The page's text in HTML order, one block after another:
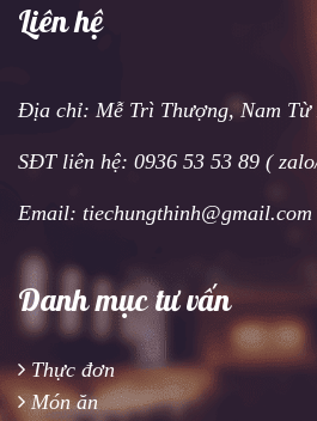
Liên hệ
Địa chỉ: Mễ Trì Thượng, Nam Từ
SĐT liên hệ: 0936 53 53 89 (
Email: tiechungthinh@gmail.com
Danh mục tư vấn
Thực đơn
Món ăn